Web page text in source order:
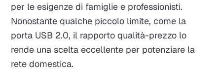
per le esigenze di famiglie e professionisti.
Nonostante qualche piccolo limite, come la
porta USB 2.0, il rapporto qualità-prezzo lo
rende una scelta eccellente per potenziare la
rete domestica.